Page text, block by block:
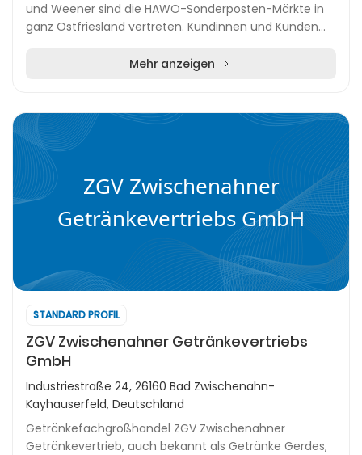
und Weener sind die HAWO-Sonderposten-Märkte in
ganz Ostfriesland vertreten. Kundinnen und Kunden
Mehr anzeigen
ZGV Zwischenahner
Getränkevertriebs GmbH
STANDARD PROFIL
ZGV Zwischenahner Getränkevertriebs
GmbH
Industriestraße 24, 26160 Bad Zwischenahn-
Kayhauserfeld, Deutschland
Getränkefachgroßhandel ZGV Zwischenahner
Getränkevertrieb, auch bekannt als Getränke Gerdes,